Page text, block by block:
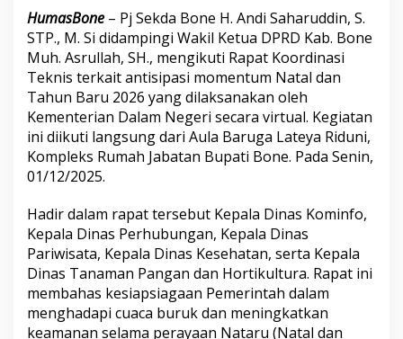
u
t
i
R
a
p
a
t
K
d
i
n
a
s
i
T
e
HumasBone – Pj Sekda Bone H. Andi Saharuddin, S.
STP., M. Si didampingi Wakil Ketua DPRD Kab. Bone
Muh. Asrullah, SH., mengikuti Rapat Koordinasi
Teknis terkait antisipasi momentum Natal dan
Tahun Baru 2026 yang dilaksanakan oleh
Kementerian Dalam Negeri secara virtual. Kegiatan
ini diikuti langsung dari Aula Baruga Lateya Riduni,
Kompleks Rumah Jabatan Bupati Bone. Pada Senin,
01/12/2025.
Hadir dalam rapat tersebut Kepala Dinas Kominfo,
Kepala Dinas Perhubungan, Kepala Dinas
Pariwisata, Kepala Dinas Kesehatan, serta Kepala
Dinas Tanaman Pangan dan Hortikultura. Rapat ini
membahas kesiapsiagaan Pemerintah dalam
menghadapi cuaca buruk dan meningkatkan
keamanan selama perayaan Nataru (Natal dan